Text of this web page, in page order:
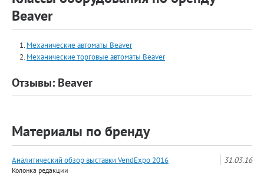
Beaver
Механические автоматы Beaver
Механические торговые автоматы Beaver
Отзывы: Beaver
Материалы по бренду
31.03.16
Аналитический обзор выставки VendExpo 2016
Колонка редакции